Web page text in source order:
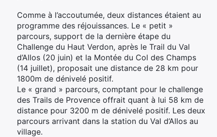
Comme à l’accoutumée, deux distances étaient au
programme des réjouissances. Le « petit »
parcours, support de la dernière étape du
Challenge du Haut Verdon, après le Trail du Val
d’Allos (20 juin) et la Montée du Col des Champs
(14 juillet), proposait une distance de 28 km pour
1800m de dénivelé positif.
Le « grand » parcours, comptant pour le challenge
des Trails de Provence offrait quant à lui 58 km de
distance pour 3200 m de dénivelé positif. Les deux
parcours arrivant dans la station du Val d’Allos au
village.